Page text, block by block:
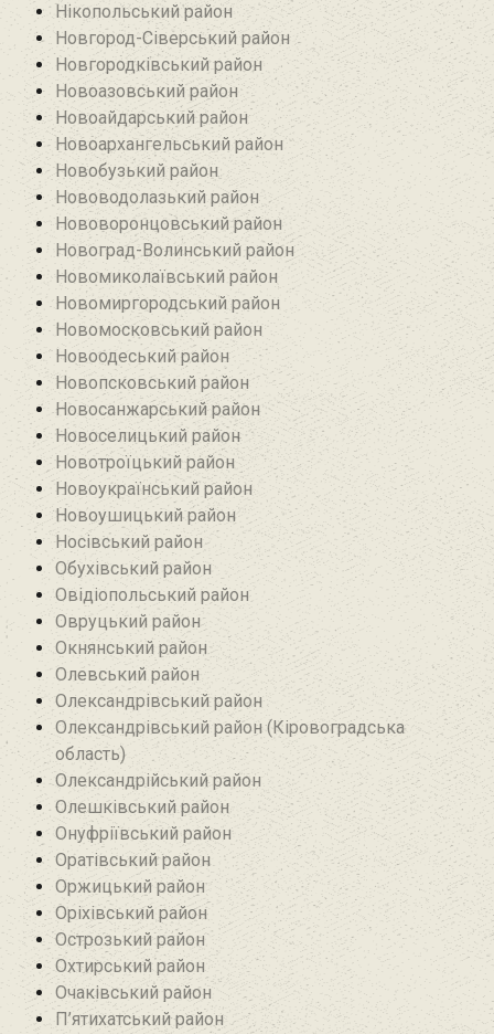
Нікопольський район
Новгород-Сіверський район
Новгородківський район
Новоазовський район
Новоайдарський район‎
Новоархангельський район
Новобузький район‎
Нововодолазький район
Нововоронцовський район‎
Новоград-Волинський район
Новомиколаївський район‎
Новомиргородський район
Новомосковський район
Новоодеський район‎
Новопсковський район‎
Новосанжарський район
Новоселицький район
Новотроїцький район
Новоукраїнський район
Новоушицький район
Носівський район
Обухівський район
Овідіопольський район‎
Овруцький район‎
Окнянський район
Олевський район‎
Олександрівський район
Олександрівський район (Кіровоградська
область)
Олександрійський район
Олешківський район
Онуфріївський район‎
Оратівський район
Оржицький район
Оріхівський район
Острозький район
Охтирський район
Очаківський район
П’ятихатський район